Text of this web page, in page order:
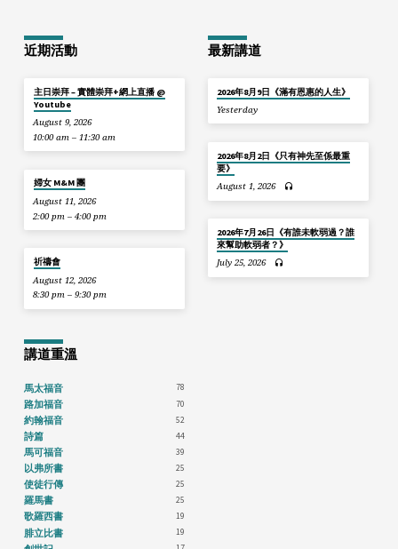
近期活動
主日崇拜 – 實體崇拜+網上直播 @
Youtube
August 9, 2026
10:00 am – 11:30 am
婦女 M&M 團
August 11, 2026
2:00 pm – 4:00 pm
祈禱會
August 12, 2026
8:30 pm – 9:30 pm
最新講道
2026年8月9日《滿有恩惠的人生》
Yesterday
2026年8月2日《只有神先至係最重
要》
August 1, 2026
2026年7月26日《有誰未軟弱過？誰
來幫助軟弱者？》
July 25, 2026
講道重溫
馬太福音 78
路加福音 70
約翰福音 52
詩篇 44
馬可福音 39
以弗所書 25
使徒行傳 25
羅馬書 25
歌羅西書 19
腓立比書 19